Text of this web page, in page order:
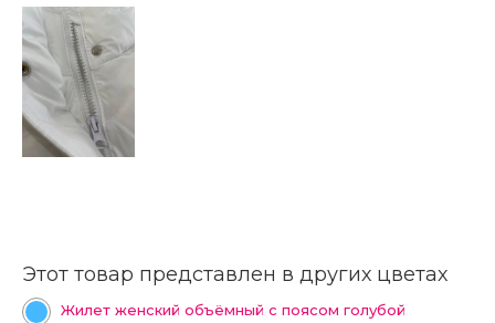
Этот товар представлен в других цветах
Жилет женский объёмный с поясом голубой